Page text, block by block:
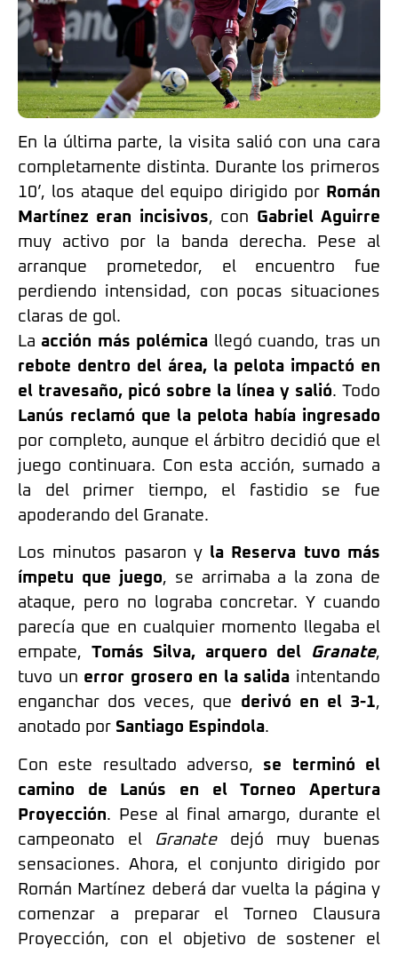
En la última parte, la visita salió con una cara
completamente distinta. Durante los primeros
10’, los ataque del equipo dirigido por Román
Martínez eran incisivos, con Gabriel Aguirre
muy activo por la banda derecha. Pese al
arranque prometedor, el encuentro fue
perdiendo intensidad, con pocas situaciones
claras de gol.
La acción más polémica llegó cuando, tras un
rebote dentro del área, la pelota impactó en
el travesaño, picó sobre la línea y salió. Todo
Lanús reclamó que la pelota había ingresado
por completo, aunque el árbitro decidió que el
juego continuara. Con esta acción, sumado a
la del primer tiempo, el fastidio se fue
apoderando del Granate.
Los minutos pasaron y la Reserva tuvo más
ímpetu que juego, se arrimaba a la zona de
ataque, pero no lograba concretar. Y cuando
parecía que en cualquier momento llegaba el
empate, Tomás Silva, arquero del Granate,
tuvo un error grosero en la salida intentando
enganchar dos veces, que derivó en el 3-1,
anotado por Santiago Espindola.
Con este resultado adverso, se terminó el
camino de Lanús en el Torneo Apertura
Proyección. Pese al final amargo, durante el
campeonato el Granatedejó muy buenas
sensaciones. Ahora, el conjunto dirigido por
Román Martínez deberá dar vuelta la página y
comenzar a preparar el Torneo Clausura
Proyección, con el objetivo de sostener el